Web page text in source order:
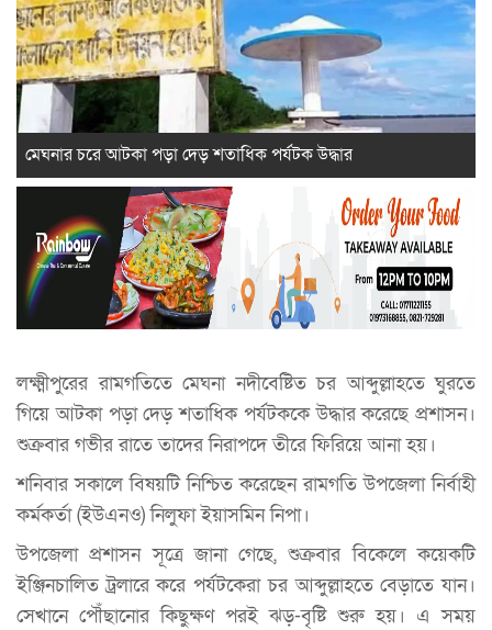
মেঘনার চরে আটকা পড়া দেড় শতাধিক পর্যটক উদ্ধার
লক্ষ্মীপুরের রামগতিতে মেঘনা নদীবেষ্টিত চর আব্দুল্লাহতে ঘুরতে
গিয়ে আটকা পড়া দেড় শতাধিক পর্যটককে উদ্ধার করেছে প্রশাসন।
শুক্রবার গভীর রাতে তাদের নিরাপদে তীরে ফিরিয়ে আনা হয়।
শনিবার সকালে বিষয়টি নিশ্চিত করেছেন রামগতি উপজেলা নির্বাহী
কর্মকর্তা (ইউএনও) নিলুফা ইয়াসমিন নিপা।
উপজেলা প্রশাসন সূত্রে জানা গেছে, শুক্রবার বিকেলে কয়েকটি
ইঞ্জিনচালিত ট্রলারে করে পর্যটকেরা চর আব্দুল্লাহতে বেড়াতে যান।
সেখানে পৌঁছানোর কিছুক্ষণ পরই ঝড়-বৃষ্টি শুরু হয়। এ সময়